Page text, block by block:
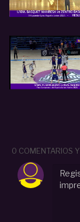
0 COMENTARIOS